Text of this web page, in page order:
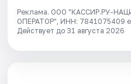
Реклама. ООО "КАССИР.РУ-
ОПЕРАТОР", ИНН: 7841075409
Действует до 31 августа 2026